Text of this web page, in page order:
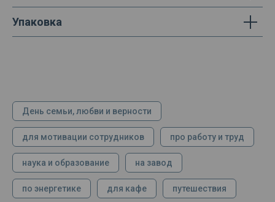
Упаковка
День семьи, любви и верности
для мотивации сотрудников про работу и труд
наука и образование на завод
по энергетике для кафе путешествия